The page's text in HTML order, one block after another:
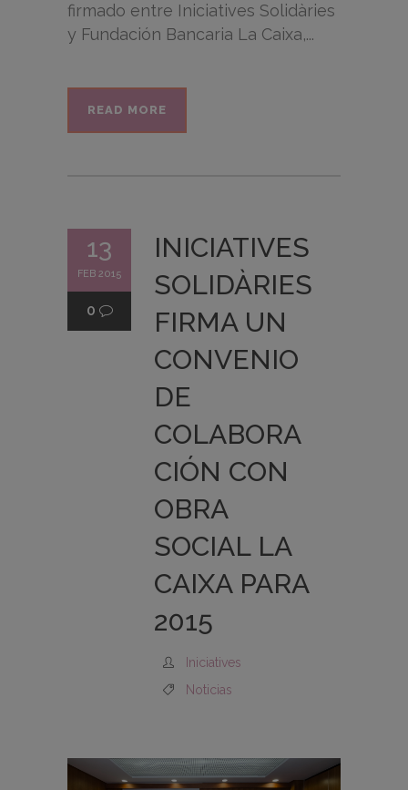
firmado entre Iniciatives Solidàries
y Fundación Bancaria La Caixa,...
READ MORE
13
FEB 2015
0
INICIATIVES
SOLIDÀRIES
FIRMA UN
CONVENIO
DE
COLABORA
CIÓN CON
OBRA
SOCIAL LA
CAIXA PARA
2015
Iniciatives
Noticias